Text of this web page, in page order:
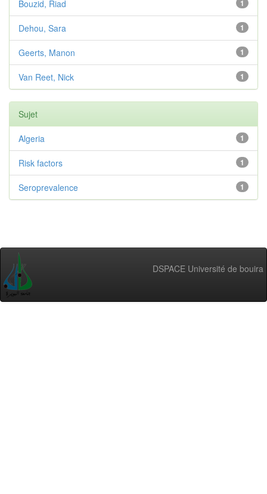
1
Bouzid, Riad
1
Dehou, Sara
1
Geerts, Manon
1
Van Reet, Nick
Sujet
1
Algeria
1
Risk factors
1
Seroprevalence
DSPACE Université de bouira